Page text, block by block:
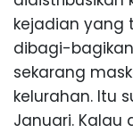
kejadian yang
dibagi-
sekarang
kelurahan. Itu
Januari. Kalau